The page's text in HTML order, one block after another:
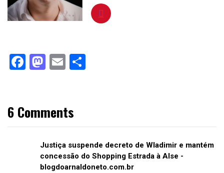
Facebook
Mastodon
Email
6 Comments
Justiça suspende decreto de Wladimir e mantém
concessão do Shopping Estrada à Alse -
blogdoarnaldoneto.com.br